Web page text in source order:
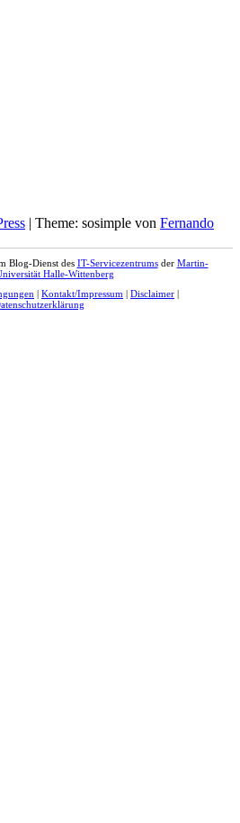
| Theme: sosimple von Fernando
Blog-Dienst des IT-Servicezentrumsder Martin-
Halle-Wittenberg
| Kontakt/Impressum | Disclaimer |